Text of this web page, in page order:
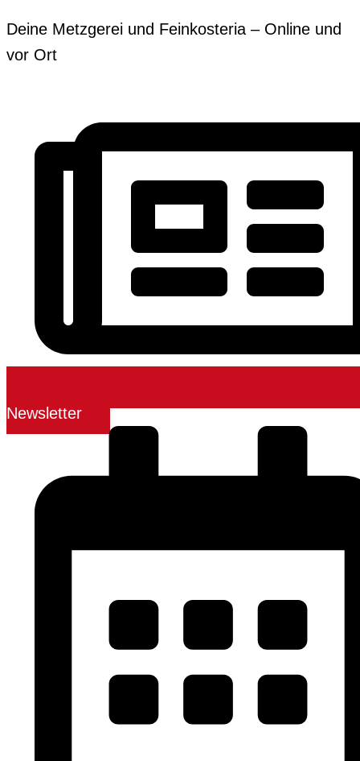
Inhalt
springen
Deine Metzgerei und Feinkosteria – Online und
vor Ort
Newsletter